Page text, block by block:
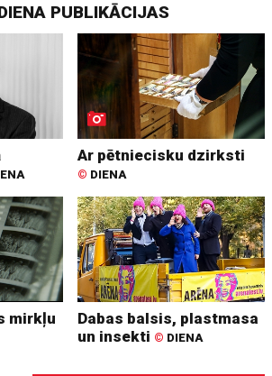
PUBLIKĀCIJAS
Ar pētniecisku dzirksti
© DIENA
mirkļu
Dabas balsis, plastmasa
un insekti © DIENA